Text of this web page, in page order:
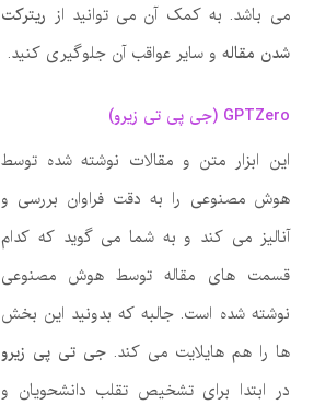
می باشد. به کمک آن می توانید از ریترکت
شدن مقاله و سایر عواقب آن جلوگیری کنید.
GPTZero (جی پی تی زیرو)
این ابزار متن و مقالات نوشته شده توسط
هوش مصنوعی را به دقت فراوان بررسی و
آنالیز می کند و به شما می گوید که کدام
قسمت های مقاله توسط هوش مصنوعی
نوشته شده است. جالبه که بدونید این بخش
ها را هم هایلایت می کند. جی تی پی زیرو
در ابتدا برای تشخیص تقلب دانشحویان و